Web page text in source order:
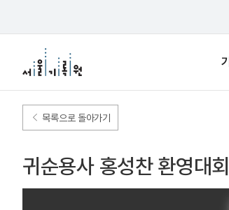
목록으로 돌아가기
귀순용사 홍성찬 환영